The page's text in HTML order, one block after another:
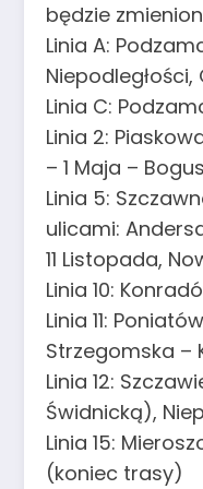
będzie
Linia A:
Linia C:
Linia 2:
– 1 Maja –
Linia 5:
ulicami:
11 Listopada,
Linia 10:
Linia 11:
Strzegomska –
Linia 12:
Świdnicką),
Linia 15:
(koniec trasy)